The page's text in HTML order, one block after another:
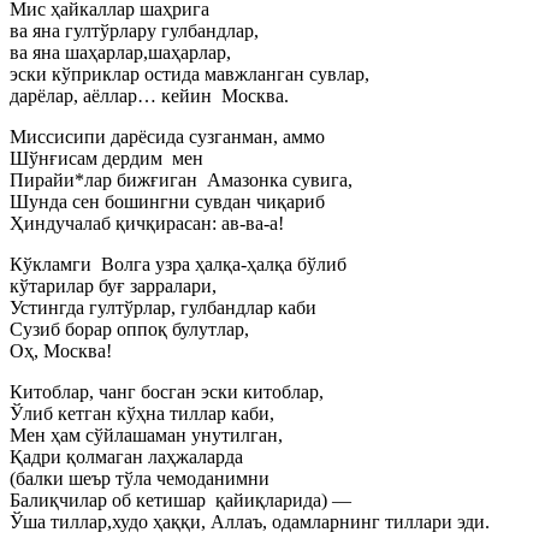
Мис ҳайкаллар шаҳрига
ва яна гултўрлару гулбандлар,
ва яна шаҳарлар,шаҳарлар,
эски кўприклар остида мавжланган сувлар,
дарёлар, аёллар… кейин Москва.
Миссисипи дарёсида сузганман, аммо
Шўнғисам дердим мен
Пирайи*лар бижғиган Амазонка сувига,
Шунда сен бошингни сувдан чиқариб
Ҳиндучалаб қичқирасан: ав-ва-а!
Кўкламги Волга узра ҳалқа-ҳалқа бўлиб
кўтарилар буғ зарралари,
Устингда гултўрлар, гулбандлар каби
Сузиб борар оппоқ булутлар,
Оҳ, Москва!
Китоблар, чанг босган эски китоблар,
Ўлиб кетган кўҳна тиллар каби,
Мен ҳам сўйлашаман унутилган,
Қадри қолмаган лаҳжаларда
(балки шеър тўла чемоданимни
Балиқчилар об кетишар қайиқларида) —
Ўша тиллар,худо ҳаққи, Аллаъ, одамларнинг тиллари эди.